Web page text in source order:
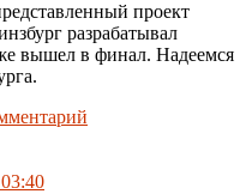
проект
разрабатывал
вышел в финал. Надеемся